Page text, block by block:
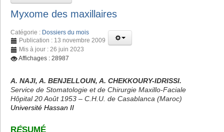
Myxome des maxillaires
Catégorie : Dossiers du mois
Publication : 13 novembre 2009
Mis à jour : 26 juin 2023
Affichages : 28987
A. NAJI, A. BENJELLOUN, A. CHEKKOURY-IDRISSI.
Service de Stomatologie et de Chirurgie Maxillo-Faciale
Hôpital 20 Août 1953 – C.H.U. de Casablanca (Maroc)
Université Hassan II
RÉSUMÉ